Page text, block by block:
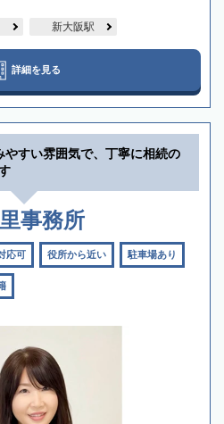
新大阪駅
詳細を見る
やすい雰囲気で、丁寧に相続の
事務所
応可 役所から近い 駐車場あり